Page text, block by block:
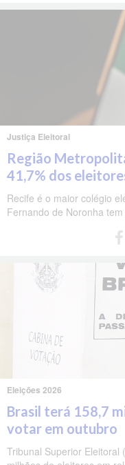
Justiça Eleitoral
Região
41,7% dos
Recife é o maior colégio
Fernando de Noronha
Eleições 2026
Brasil terá 158,7
votar em outubro
Tribunal Superior Eleitoral